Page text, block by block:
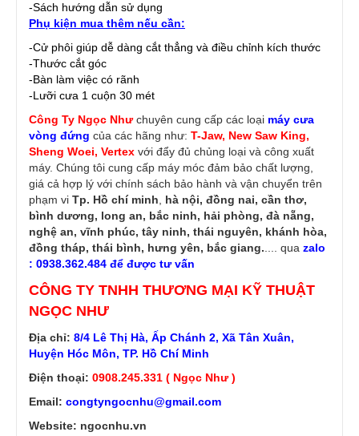
-Sách hướng dẫn sử dụng
Phụ kiện mua thêm nếu cần:
-Cử phôi giúp dễ dàng cắt thẳng và điều chỉnh kích thước
-Thước cắt góc
-Bàn làm việc có rãnh
-Lưỡi cưa 1 cuộn 30 mét
Công Ty Ngọc Nhưchuyên cung cấp các loại máy cưa
vòng đứng của các hãng như: T-Jaw, New Saw King,
Sheng Woei, Vertex với đẩy đủ chủng loại và công xuất
máy. Chúng tôi cung cấp máy móc đảm bảo chất lượng,
giá cả hợp lý với chính sách bảo hành và vận chuyển trên
phạm vi Tp. Hồ chí minh
hà nội, đồng nai, cần thơ,
bình dương, long an, bắc ninh, hải phòng, đà nẵng,
nghệ an, vĩnh phúc, tây ninh, thái nguyên, khánh hòa,
đồng tháp, thái bình, hưng yên, bắc giang. .... qua zalo
: 0938.362.484 để được tư vấn
CÔNG TY TNHH THƯƠNG MẠI KỸ THUẬT
NGỌC NHƯ
Địa chỉ: 8/4 Lê Thị Hà, Ấp Chánh 2, Xã Tân Xuân,
Huyện Hóc Môn, TP. Hồ Chí Minh
Điện thoại: 0908.245.331 ( Ngọc Như )
Email: congtyngocnhu@gmail.com
Website: ngocnhu.vn